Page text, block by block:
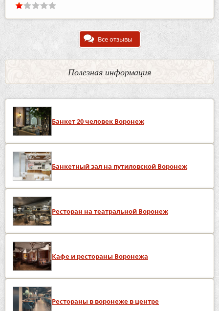
Все отзывы
Полезная информация
Банкет 20 человек Воронеж
Банкетный зал на путиловской Воронеж
Ресторан на театральной Воронеж
Кафе и рестораны Воронежа
Рестораны в воронеже в центре